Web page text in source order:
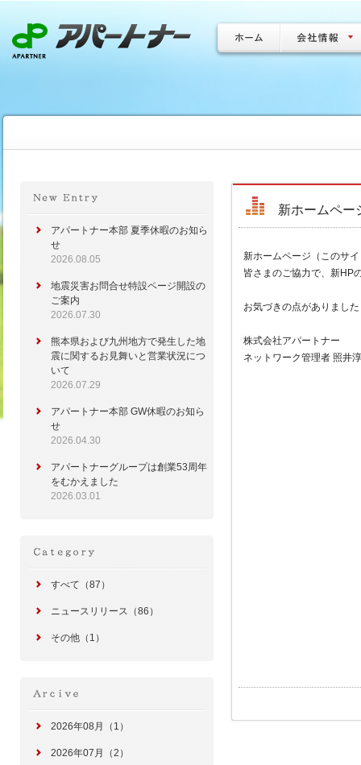
アパートナー本部 夏季休暇のお知ら
せ
2026.08.05
地震災害お問合せ特設ページ開設の
ご案内
2026.07.30
熊本県および九州地方で発生した地
震に関するお見舞いと営業状況につ
いて
2026.07.29
アパートナー本部 GW休暇のお知ら
せ
2026.04.30
アパートナーグループは創業53周年
をむかえました
2026.03.01
すべて（87）
ニュースリリース（86）
その他（1）
2026年08月（1）
2026年07月（2）
新ホームペー
新ホームページ（このサ
皆さまのご協力で、新HP
お気づきの点がありまし
株式会社アパートナー
ネットワーク管理者 照井